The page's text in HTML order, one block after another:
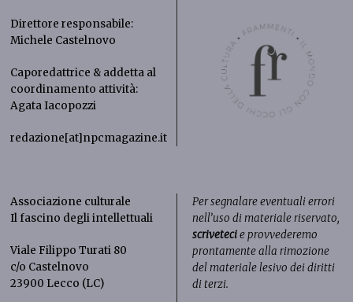
Direttore responsabile:
Michele Castelnovo
Caporedattrice & addetta al
coordinamento attività:
Agata Iacopozzi
redazione[at]npcmagazine.it
Associazione culturale
Il fascino degli intellettuali
Viale Filippo Turati 80
c/o Castelnovo
23900 Lecco (LC)
Per segnalare eventuali errori
nell’uso di materiale riservato,
scrivetecie provvederemo
prontamente alla rimozione
del materiale lesivo dei diritti
di terzi.